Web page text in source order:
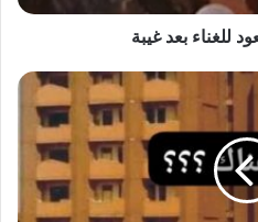
للغناء بعد غيبة